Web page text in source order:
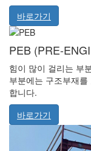
바로가기
PEB (PRE-
힘이 많이 걸리는 부
부분에는 구조부재
합니다.
바로가기